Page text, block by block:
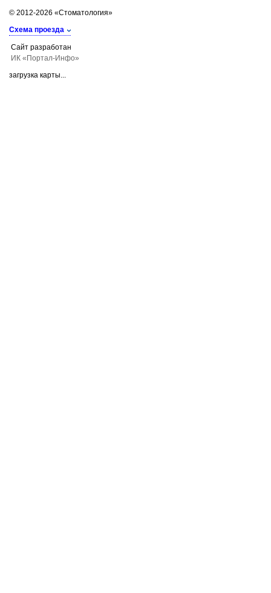
© 2012-2026 «Стоматология»
Схема проезда
Сайт разработан
ИК «Портал-Инфо»
загрузка карты...